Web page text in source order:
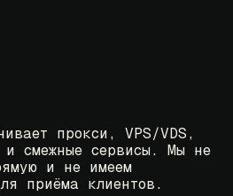
прокси, VPS/VDS,
и смежные сервисы. Мы не
и не имеем
приёма клиентов.